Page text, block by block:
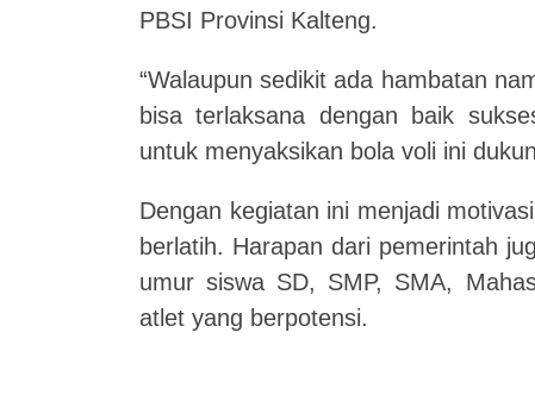
PBSI Provinsi Kalteng.
“Walaupun sedikit ada hambatan
bisa terlaksana dengan baik
untuk menyaksikan bola voli ini
Dengan kegiatan ini menjadi
berlatih. Harapan dari pemerintah
umur siswa SD, SMP, SMA,
atlet yang berpotensi.